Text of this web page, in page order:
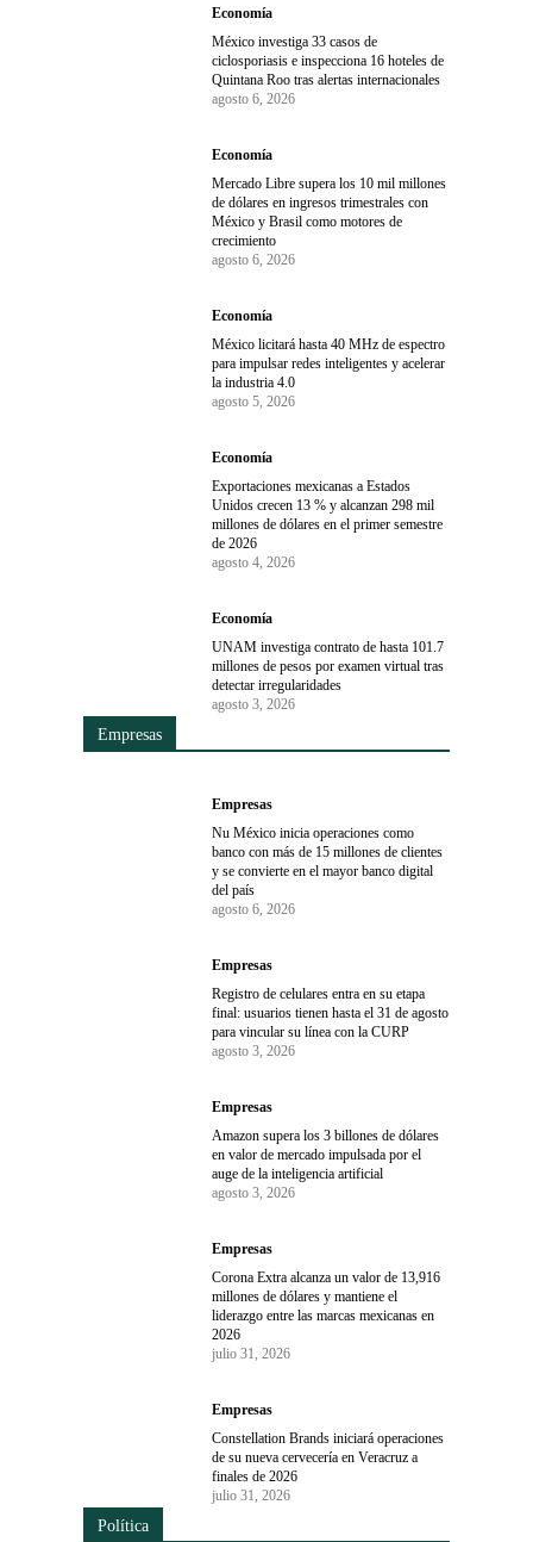
Economía
México investiga 33 casos de
ciclosporiasis e inspecciona 16 hoteles de
Quintana Roo tras alertas internacionales
agosto 6, 2026
Economía
Mercado Libre supera los 10 mil millones
de dólares en ingresos trimestrales con
México y Brasil como motores de
crecimiento
agosto 6, 2026
Economía
México licitará hasta 40 MHz de espectro
para impulsar redes inteligentes y acelerar
la industria 4.0
agosto 5, 2026
Economía
Exportaciones mexicanas a Estados
Unidos crecen 13 % y alcanzan 298 mil
millones de dólares en el primer semestre
de 2026
agosto 4, 2026
Economía
UNAM investiga contrato de hasta 101.7
millones de pesos por examen virtual tras
detectar irregularidades
agosto 3, 2026
Empresas
Empresas
Nu México inicia operaciones como
banco con más de 15 millones de clientes
y se convierte en el mayor banco digital
del país
agosto 6, 2026
Empresas
Registro de celulares entra en su etapa
final: usuarios tienen hasta el 31 de agosto
para vincular su línea con la CURP
agosto 3, 2026
Empresas
Amazon supera los 3 billones de dólares
en valor de mercado impulsada por el
auge de la inteligencia artificial
agosto 3, 2026
Empresas
Corona Extra alcanza un valor de 13,916
millones de dólares y mantiene el
liderazgo entre las marcas mexicanas en
2026
julio 31, 2026
Empresas
Constellation Brands iniciará operaciones
de su nueva cervecería en Veracruz a
finales de 2026
julio 31, 2026
Política